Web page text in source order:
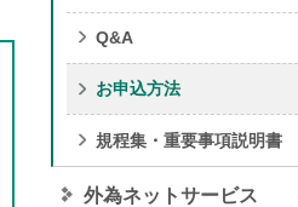
Q&A
お申込方法
規程集・重要事項説明書
外為ネットサービス